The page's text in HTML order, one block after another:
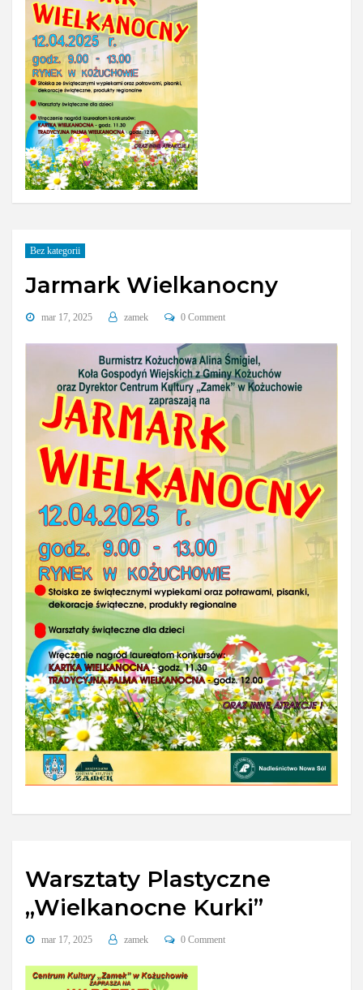
Bez kategorii
Jarmark Wielkanocny
mar 17, 2025 zamek 0 Comment
Warsztaty Plastyczne
„Wielkanocne Kurki”
mar 17, 2025 zamek 0 Comment